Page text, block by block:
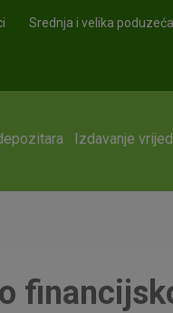
Srednja i velika poduzeća
Izdavanje